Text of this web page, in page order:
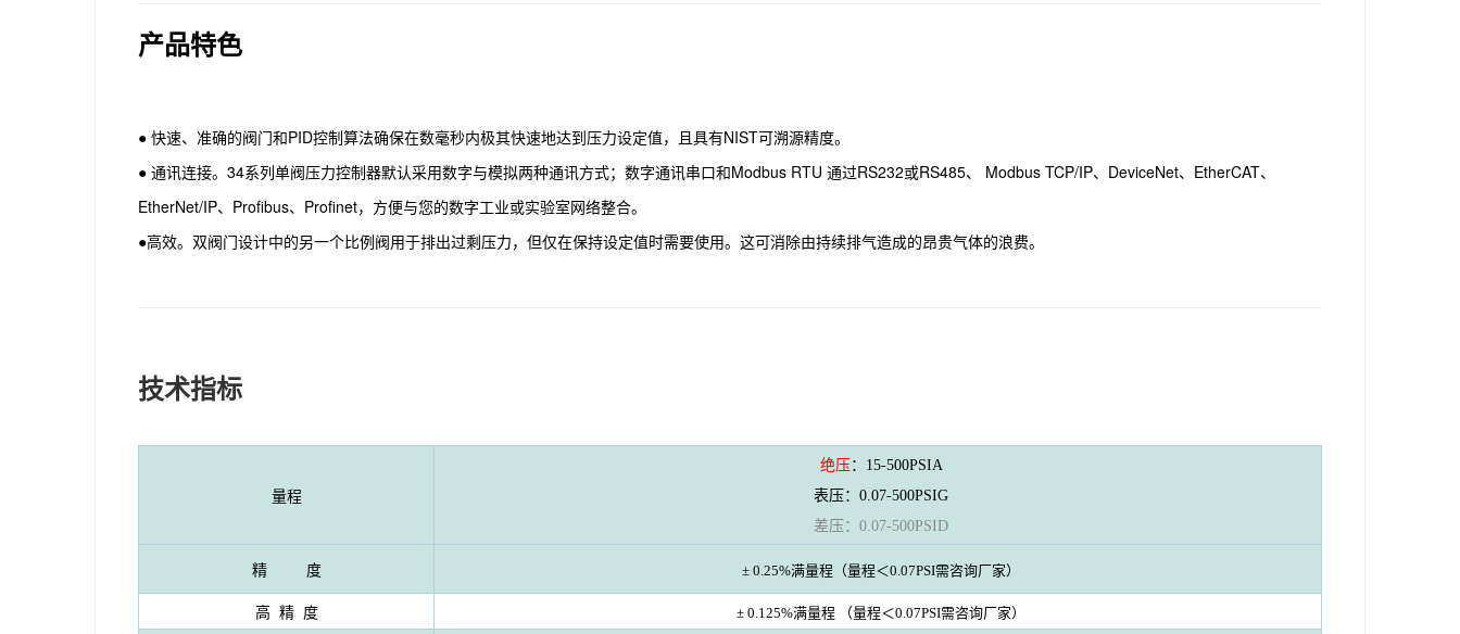
产品特色
● 快速、准确的阀门和PID控制算法确保在数毫秒内极其快速地达到压力设定值，且具有NIST可溯源精度。
● 通讯连接。34系列单阀压力控制器默认采用数字与模拟两种通讯方式；数字通讯串口和Modbus RTU 通过RS232或RS485、 Modbus TCP/IP、DeviceNet、EtherCAT、
EtherNet/IP、Profibus、Profinet，方便与您的数字工业或实验室网络整合。
●高效。双阀门设计中的另一个比例阀用于排出过剩压力，但仅在保持设定值时需要使用。这可消除由持续排气造成的昂贵气体的浪费。
技术指标
量程
绝压 ：15-500PSIA
表压：0.07-500PSIG
差压： 0.07-500PSID
精 度 ± 0.25%满量程 （量程＜0.07PSI需咨询厂家）
高 精 度 ± 0.125%满量程 （量程＜0.07PSI需咨询厂家）